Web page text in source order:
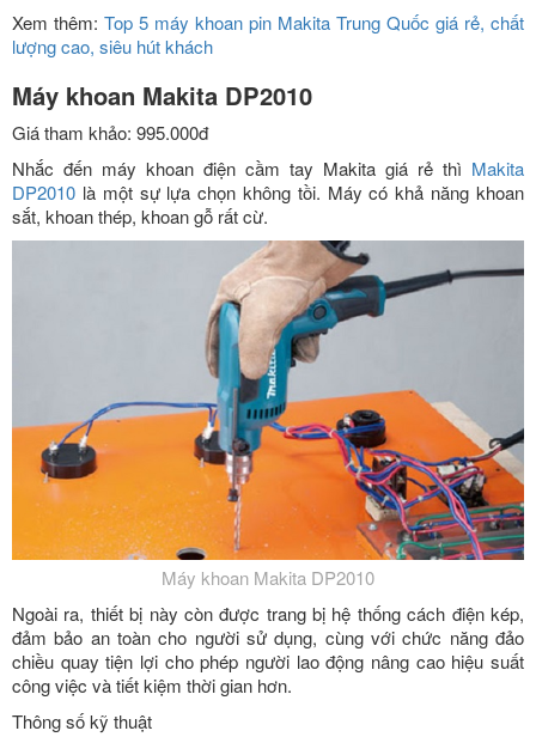
Xem thêm: Top 5 máy khoan pin Makita Trung Quốc giá rẻ, chất
lượng cao, siêu hút khách
Máy khoan Makita DP2010
Giá tham khảo: 995.000đ
Nhắc đến máy khoan điện cầm tay Makita giá rẻ thì Makita
DP2010 là một sự lựa chọn không tồi. Máy có khả năng khoan
sắt, khoan thép, khoan gỗ rất cừ.
Máy khoan Makita DP2010
Ngoài ra, thiết bị này còn được trang bị hệ thống cách điện kép,
đảm bảo an toàn cho người sử dụng, cùng với chức năng đảo
chiều quay tiện lợi cho phép người lao động nâng cao hiệu suất
công việc và tiết kiệm thời gian hơn.
Thông số kỹ thuật